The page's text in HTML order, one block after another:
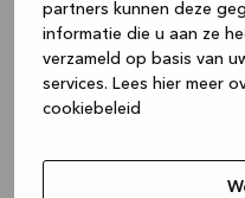
partners kunnen deze
informatie die u aan ze
verzameld op basis van
services. Lees hier meer
cookiebeleid